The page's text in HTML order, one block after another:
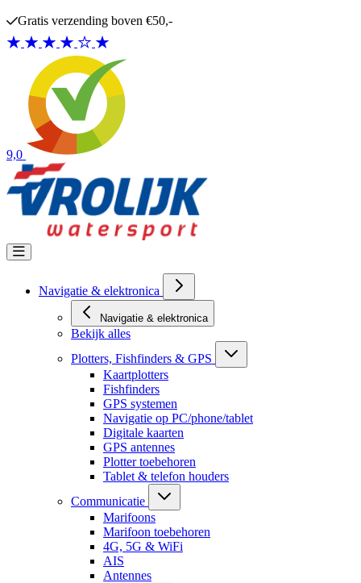
Gratis verzending boven €50,-
9,0
Navigatie & elektronica
Navigatie & elektronica
Bekijk alles
Plotters, Fishfinders & GPS
Kaartplotters
Fishfinders
GPS systemen
Navigatie op PC/phone/tablet
Digitale kaarten
GPS antennes
Plotter toebehoren
Tablet & telefon houders
Communicatie
Marifoons
Marifoon toebehoren
4G, 5G & WiFi
AIS
Antennes